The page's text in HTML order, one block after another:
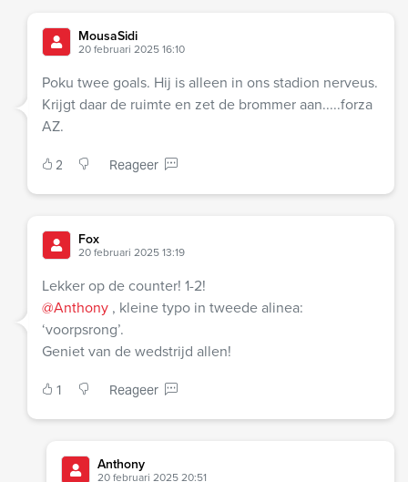
MousaSidi
20 februari 2025 16:10
Poku twee goals. Hij is alleen in ons stadion nerveus.
Krijgt daar de ruimte en zet de brommer aan.....forza
AZ.
2 Reageer
Fox
20 februari 2025 13:19
Lekker op de counter! 1-2!
@Anthony , kleine typo in tweede alinea:
‘voorpsrong’.
Geniet van de wedstrijd allen!
1 Reageer
Anthony
20 februari 2025 20:51